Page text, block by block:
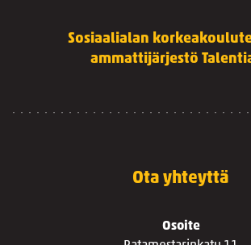
Sosiaalialan
ammattijärjestö
Ota yhteyttä
Osoite